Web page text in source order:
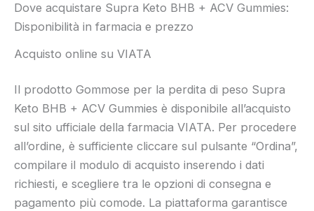
Dove acquistare Supra Keto BHB + ACV Gummies:
Disponibilità in farmacia e prezzo
Acquisto online su VIATA
Il prodotto Gommose per la perdita di peso Supra
Keto BHB + ACV Gummies è disponibile all’acquisto
sul sito ufficiale della farmacia VIATA. Per procedere
all’ordine, è sufficiente cliccare sul pulsante “Ordina”,
compilare il modulo di acquisto inserendo i dati
richiesti, e scegliere tra le opzioni di consegna e
pagamento più comode. La piattaforma garantisce